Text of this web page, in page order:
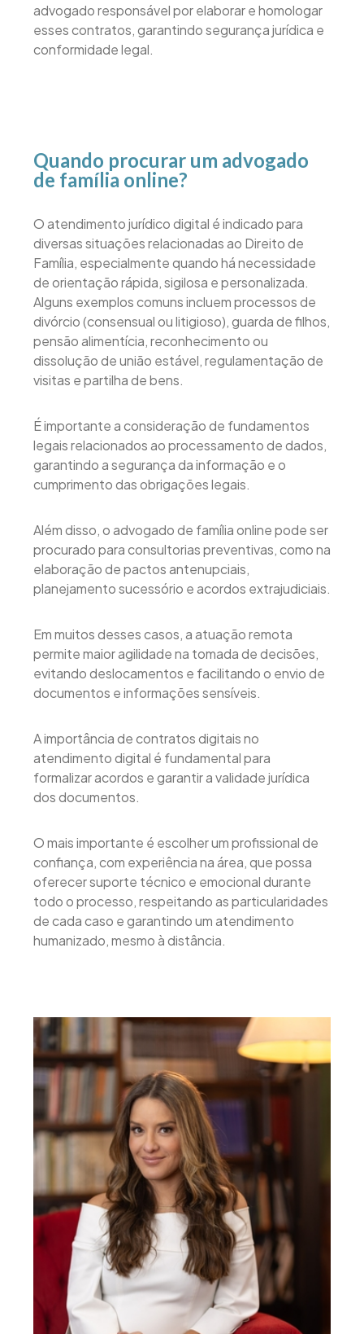
advogado responsável por elaborar e homologar
esses contratos, garantindo segurança jurídica e
conformidade legal.
Quando procurar um advogado
de família online?
O atendimento jurídico digital é indicado para
diversas situações relacionadas ao Direito de
Família, especialmente quando há necessidade
de orientação rápida, sigilosa e personalizada.
Alguns exemplos comuns incluem processos de
divórcio (consensual ou litigioso), guarda de filhos,
pensão alimentícia, reconhecimento ou
dissolução de união estável, regulamentação de
visitas e partilha de bens.
É importante a consideração de fundamentos
legais relacionados ao processamento de dados,
garantindo a segurança da informação e o
cumprimento das obrigações legais.
Além disso, o advogado de família online pode ser
procurado para consultorias preventivas, como na
elaboração de pactos antenupciais,
planejamento sucessório e acordos extrajudiciais.
Em muitos desses casos, a atuação remota
permite maior agilidade na tomada de decisões,
evitando deslocamentos e facilitando o envio de
documentos e informações sensíveis.
A importância de contratos digitais no
atendimento digital é fundamental para
formalizar acordos e garantir a validade jurídica
dos documentos.
O mais importante é escolher um profissional de
confiança, com experiência na área, que possa
oferecer suporte técnico e emocional durante
todo o processo, respeitando as particularidades
de cada caso e garantindo um atendimento
humanizado, mesmo à distância.